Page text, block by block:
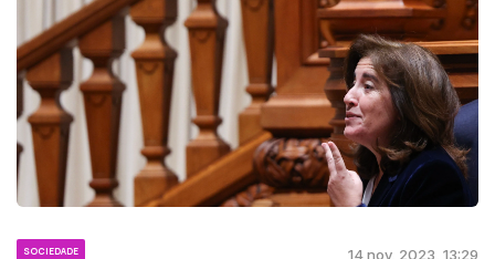
SOCIEDADE 14 nov, 2023, 13:29